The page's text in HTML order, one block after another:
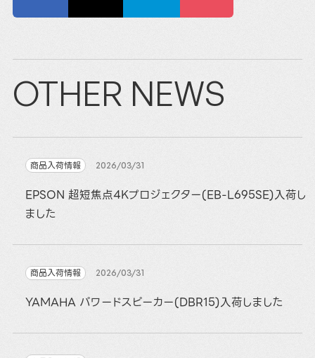
OTHER NEWS
商品入荷情報 2026/03/31
EPSON 超短焦点4Kプロジェクター(EB-L695SE)入荷し
ました
商品入荷情報 2026/03/31
YAMAHA パワードスピーカー(DBR15)入荷しました